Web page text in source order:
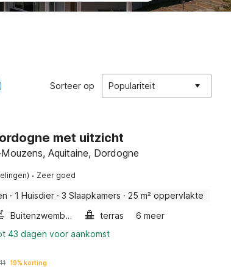
Sorteer op Populariteit
met uitzicht
Aquitaine, Dordogne
· Zeer goed
· 1 Huisdier · 3 Slaapkamers · 25 m² oppervlakte
Buitenzwembad terras
6 meer
43 dagen voor aankomst
19% korting